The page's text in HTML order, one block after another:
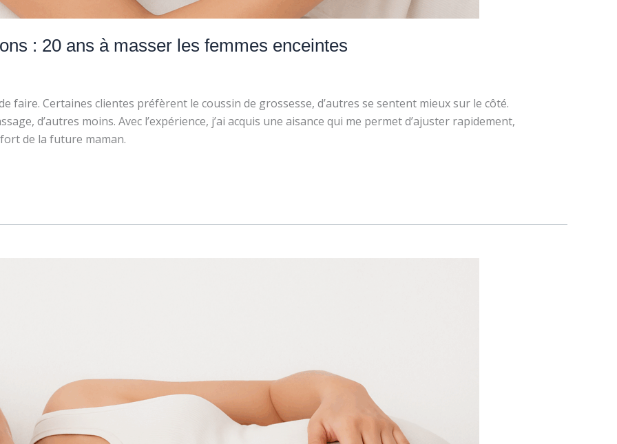
: 20 ans à masser les femmes enceintes
faire. Certaines clientes préfèrent le coussin de grossesse, d’autres se sentent mieux sur le côté.
d’autres moins. Avec l’expérience, j’ai acquis une aisance qui me permet d’ajuster rapidement,
de la future maman.